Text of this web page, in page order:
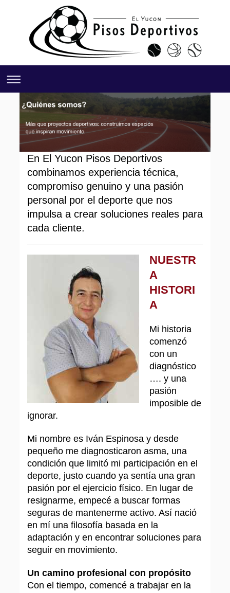
En El Yucon Pisos Deportivos
combinamos experiencia técnica,
compromiso genuino y una pasión
personal por el deporte que nos
impulsa a crear soluciones reales para
cada cliente.
NUESTR
A
HISTORI
A
Mi historia
comenzó
con un
diagnóstico
…. y una
pasión
imposible de
ignorar.
Mi nombre es Iván Espinosa y desde
pequeño me diagnosticaron asma, una
condición que limitó mi participación en el
deporte, justo cuando ya sentía una gran
pasión por el ejercicio físico. En lugar de
resignarme, empecé a buscar formas
seguras de mantenerme activo. Así nació
en mí una filosofía basada en la
adaptación y en encontrar soluciones para
seguir en movimiento.
Un camino profesional con propósito
Con el tiempo, comencé a trabajar en la